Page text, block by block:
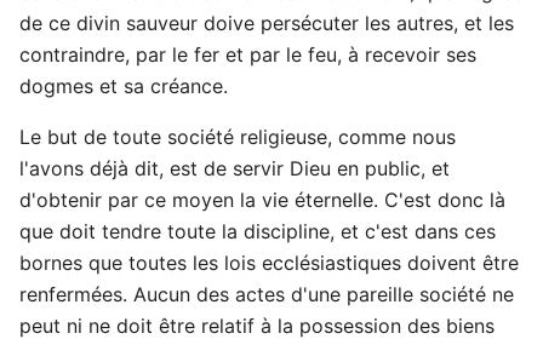
de ce divin sauveur doive persécuter les autres, et les
contraindre, par le fer et par le feu, à recevoir ses
dogmes et sa créance.
Le but de toute société religieuse, comme nous
l'avons déjà dit, est de servir Dieu en public, et
d'obtenir par ce moyen la vie éternelle. C'est donc là
que doit tendre toute la discipline, et c'est dans ces
bornes que toutes les lois ecclésiastiques doivent être
renfermées. Aucun des actes d'une pareille société ne
peut ni ne doit être relatif à la possession des biens